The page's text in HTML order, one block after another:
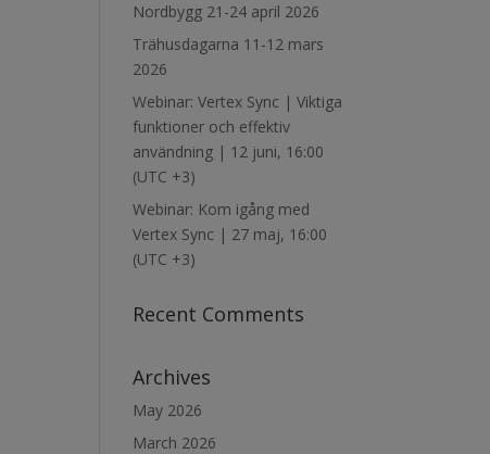
Nordbygg 21-24 april 2026
Trähusdagarna 11-12 mars
2026
Webinar: Vertex Sync | Viktiga
funktioner och effektiv
användning | 12 juni, 16:00
(UTC +3)
Webinar: Kom igång med
Vertex Sync | 27 maj, 16:00
(UTC +3)
Recent Comments
Archives
May 2026
March 2026